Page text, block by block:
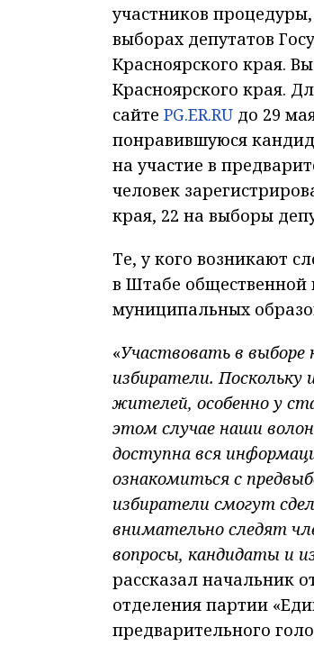
участников
выборах депутатов
Красноярского края.
Красноярского края.
сайте PG.ER.RU до 29
понравившуюся
на участие в
человек
края, 22 на выборы
Те, у кого возникают
в Штабе общественной
муниципальных
«Участвовать в
избиратели. Поскольку
жителей, особенно у
этом случае наши
доступна вся
ознакомиться с
избиратели смогут
внимательно следят
вопросы, кандидаты и
рассказал начальник
отделения партии
предварительного